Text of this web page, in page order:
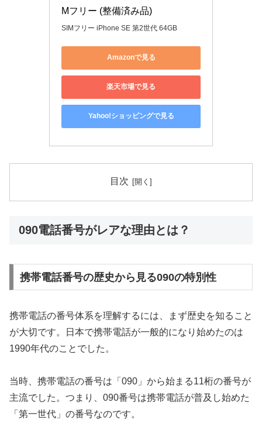
Mフリー (整備済み品)
SIMフリー iPhone SE 第2世代 64GB
Amazonで見る
楽天市場で見る
Yahoo!ショッピングで見る
目次
090電話番号がレアな理由とは？
携帯電話番号の歴史から見る090の特別性
携帯電話の番号体系を理解するには、まず歴史を知ること
が大切です。日本で携帯電話が一般的になり始めたのは
1990年代のことでした。
当時、携帯電話の番号は「090」から始まる11桁の番号が
主流でした。つまり、090番号は携帯電話が普及し始めた
「第一世代」の番号なのです。